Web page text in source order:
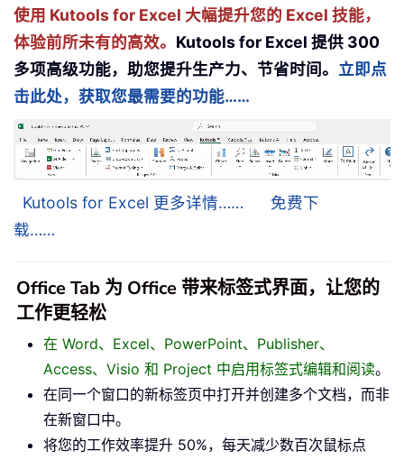
使用 Kutools for Excel 大幅提升您的 Excel 技能，
体验前所未有的高效。 Kutools for Excel 提供 300
多项高级功能，助您提升生产力、节省时间。 立即点
击此处，获取您最需要的功能……
Kutools for Excel 更多详情……
免费下
载……
Office Tab 为 Office 带来标签式界面，让您的
工作更轻松
在 Word、Excel、PowerPoint、Publisher、
Access、Visio 和 Project 中启用标签式编辑和阅读。
在同一个窗口的新标签页中打开并创建多个文档，而非
在新窗口中。
将您的工作效率提升 50%，每天减少数百次鼠标点